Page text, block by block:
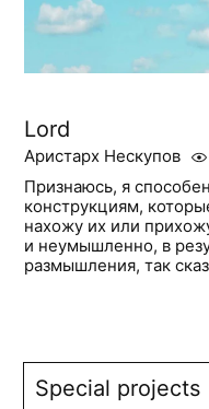
Lord
Аристарх Нескупов
Признаюсь, я
конструкциям,
нахожу их или
и неумышленно, в
размышления, так
Special projects